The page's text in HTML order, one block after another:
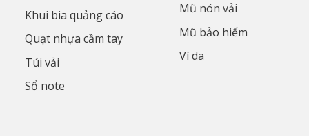
Khui bia quảng cáo
Quạt nhựa cầm tay
Túi vải
Sổ note
Mũ nón vải
Mũ bảo hiểm
Ví da